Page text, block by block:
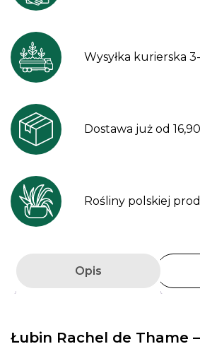
Wysyłka kurierska
Dostawa już od 16,90
Rośliny polskiej
Opis
Łubin Rachel de Thame